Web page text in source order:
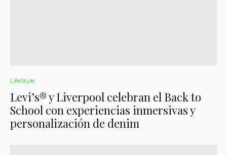
LifeStyle
Levi’s® y Liverpool celebran el Back to
School con experiencias inmersivas y
personalización de denim